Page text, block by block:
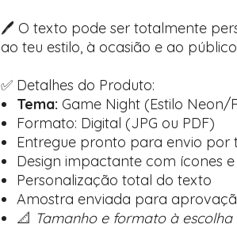
🖊️ O texto pode ser totalmente
ao teu estilo, à ocasião e ao
✅ Detalhes do Produto:
Tema: Game Night (Estilo Neon/
Formato: Digital (JPG ou PDF)
Entregue pronto para envio por
Design impactante com ícones
Personalização total do texto
Amostra enviada para
📐 Tamanho e formato à